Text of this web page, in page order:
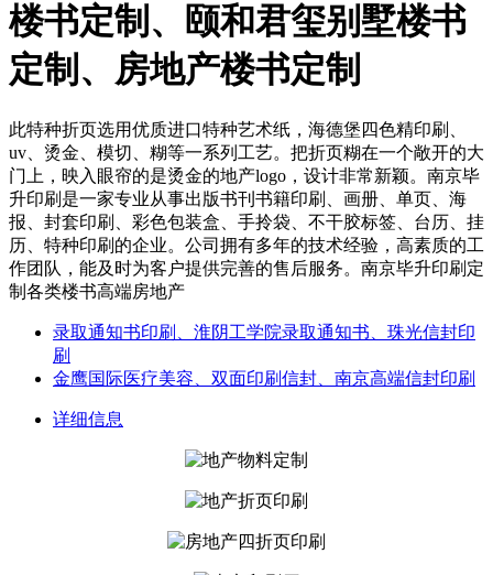
楼书定制、颐和君玺别墅楼书
定制、房地产楼书定制
此特种折页选用优质进口特种艺术纸，海德堡四色精印刷、
uv、烫金、模切、糊等一系列工艺。把折页糊在一个敞开的大
门上，映入眼帘的是烫金的地产logo，设计非常新颖。南京毕
升印刷是一家专业从事出版书刊书籍印刷、画册、单页、海
报、封套印刷、彩色包装盒、手拎袋、不干胶标签、台历、挂
历、特种印刷的企业。公司拥有多年的技术经验，高素质的工
作团队，能及时为客户提供完善的售后服务。南京毕升印刷定
制各类楼书高端房地产
录取通知书印刷、淮阴工学院录取通知书、珠光信封印
刷
金鹰国际医疗美容、双面印刷信封、南京高端信封印刷
详细信息